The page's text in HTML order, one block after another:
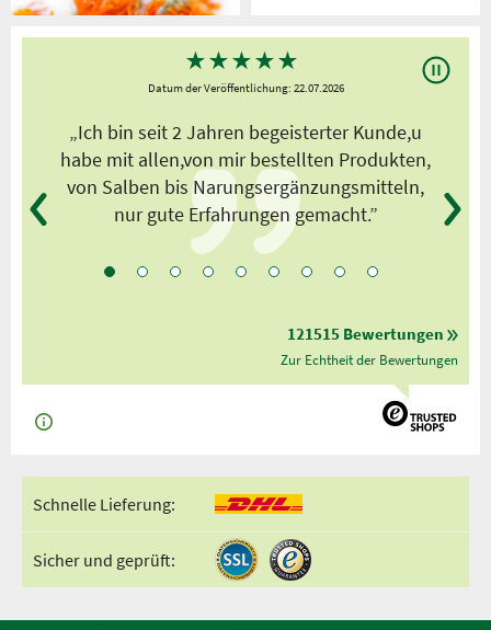
★★★★★
Datum der Veröffentlichung: 22.07.2026
„Ich bin seit 2 Jahren begeisterter Kunde,u
habe mit allen,von mir bestellten Produkten,
von Salben bis Narungsergänzungsmitteln,
nur gute Erfahrungen gemacht.”
121515 Bewertungen
Zur Echtheit der Bewertungen
Schnelle Lieferung:
Sicher und geprüft: